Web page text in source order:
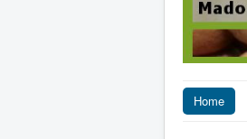
Home